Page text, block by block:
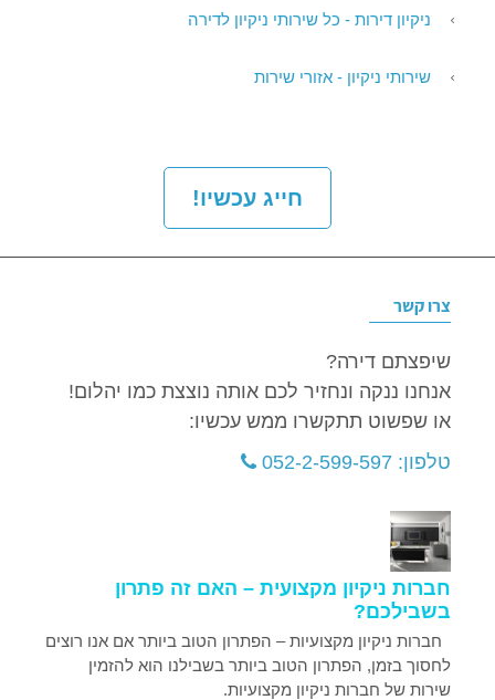
ניקיון דירות - כל שירותי ניקיון לדירה
שירותי ניקיון - אזורי שירות
חייג עכשיו!
צרו קשר
שיפצתם דירה?
אנחנו ננקה ונחזיר לכם אותה נוצצת כמו יהלום!
או שפשוט תתקשרו ממש עכשיו:
טלפון: 052-2-599-597
חברות ניקיון מקצועית – האם זה פתרון
בשבילכם?
חברות ניקיון מקצועיות – הפתרון הטוב ביותר אם אנו רוצים
לחסוך בזמן, הפתרון הטוב ביותר בשבילנו הוא להזמין
שירות של חברות ניקיון מקצועיות.